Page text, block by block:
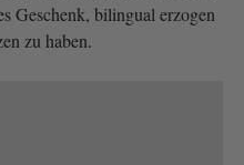
Geschenk, bilingual erzogen
zu haben.